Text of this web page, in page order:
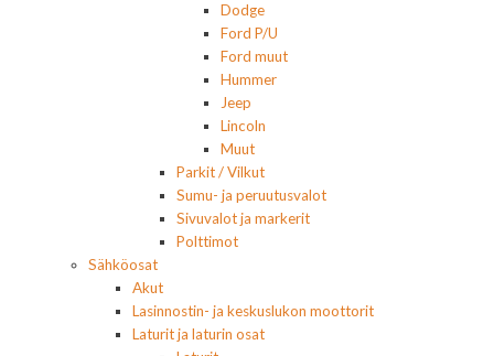
Dodge
Ford P/U
Ford muut
Hummer
Jeep
Lincoln
Muut
Parkit / Vilkut
Sumu- ja peruutusvalot
Sivuvalot ja markerit
Polttimot
Sähköosat
Akut
Lasinnostin- ja keskuslukon moottorit
Laturit ja laturin osat